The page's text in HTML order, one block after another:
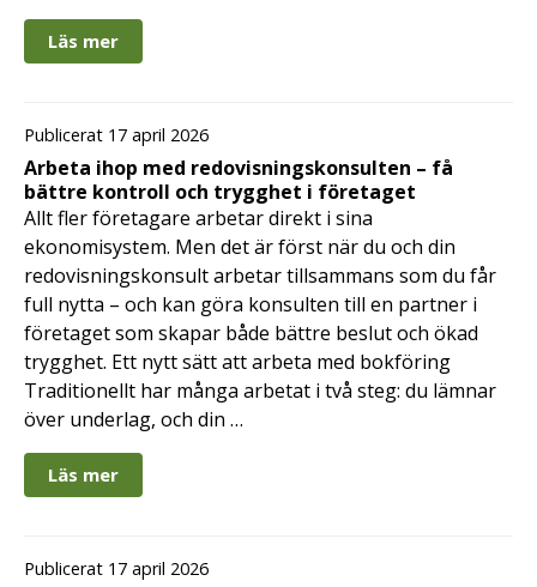
Läs mer
Publicerat 17 april 2026
Arbeta ihop med redovisningskonsulten – få
bättre kontroll och trygghet i företaget
Allt fler företagare arbetar direkt i sina
ekonomisystem. Men det är först när du och din
redovisningskonsult arbetar tillsammans som du får
full nytta – och kan göra konsulten till en partner i
företaget som skapar både bättre beslut och ökad
trygghet. Ett nytt sätt att arbeta med bokföring
Traditionellt har många arbetat i två steg: du lämnar
över underlag, och din …
Läs mer
Publicerat 17 april 2026